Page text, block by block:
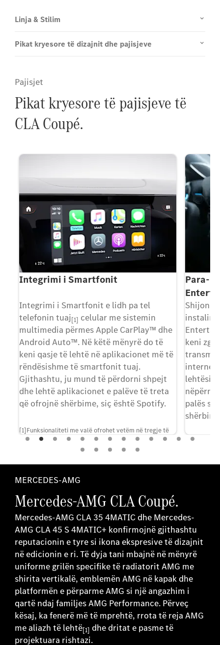
Linja & Stilim
Pikat kryesore të dizajnit dhe pajisjeve
Pajisjet
Pikat kryesore të pajisjeve të
CLA Coupé.
Integrimi i Smartfonit
Integrimi i Smartfonit e lidh pa tel
telefonin tuaj[1] celular me sistemin
multimedia përmes Apple CarPlay™ dhe
Android Auto™. Në këtë mënyrë do të
keni qasje të lehtë në aplikacionet më të
rëndësishme të smartfonit tuaj.
Gjithashtu, ju mund të përdorni shpejt
dhe lehtë aplikacionet e palëve të treta
që ofrojnë shërbime, siç është Spotify.
[1]Funksionaliteti me valë ofrohet vetëm në tregje të
caktuara. Në tregje të tjera, Apple CarPlay™ dhe
Android Auto™ mund të përdoren vetëm nëpërmjet
kabllos.
Para-
Shijoni
keni
internet.
lehtësi
palës së
MERCEDES-AMG
Mercedes-AMG CLA Coupé.
Mercedes-AMG CLA 35 4MATIC dhe Mercedes-
AMG CLA 45 S 4MATIC+ konfirmojnë gjithashtu
reputacionin e tyre si ikona ekspresive të dizajnit
në edicionin e ri. Të dyja tani mbajnë në mënyrë
uniforme grilën specifike të radiatorit AMG me
shirita vertikalë, emblemën AMG në kapak dhe
platformën e përparme AMG si një angazhim i
qartë ndaj familjes AMG Performance. Përveç
kësaj, ka fenerë më të mprehtë, rrota të reja AMG
me aliazh të lehtë[1] dhe dritat e pasme të
projektuara rishtazi.